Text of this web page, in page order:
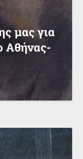
μας για
Αθήνας-